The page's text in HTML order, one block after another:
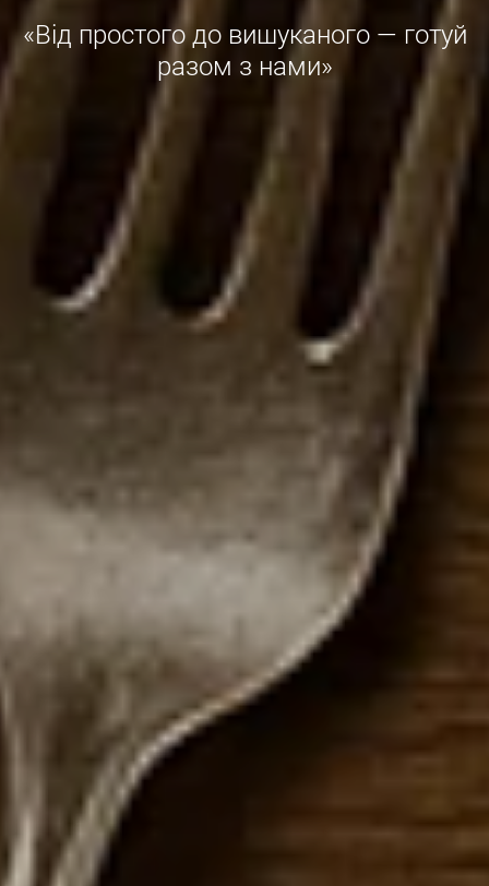
«Від простого до вишуканого — готуй
разом з нами»